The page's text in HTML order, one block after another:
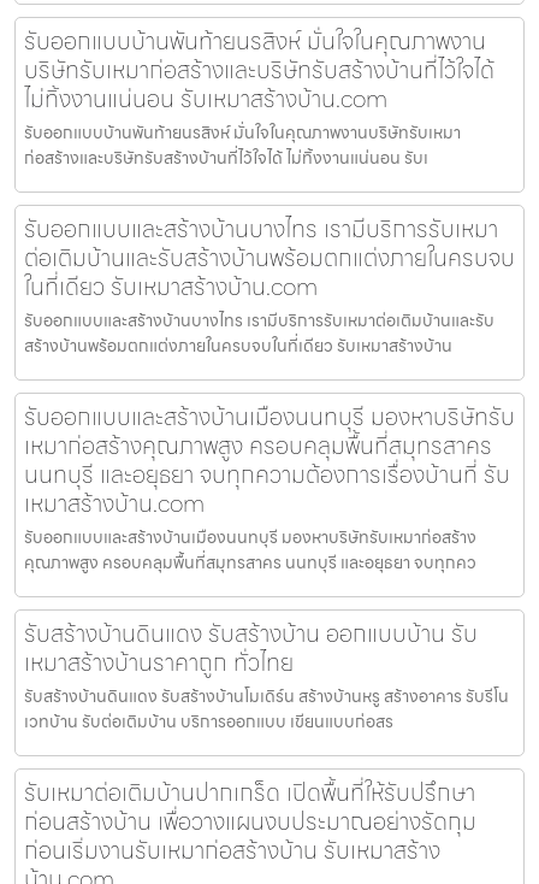
รับออกแบบบ้านพันท้ายนรสิงห์ มั่นใจในคุณภาพงาน
บริษัทรับเหมาก่อสร้างและบริษัทรับสร้างบ้านที่ไว้ใจได้
ไม่ทิ้งงานแน่นอน รับเหมาสร้างบ้าน.com
รับออกแบบบ้านพันท้ายนรสิงห์ มั่นใจในคุณภาพงานบริษัทรับเหมา
ก่อสร้างและบริษัทรับสร้างบ้านที่ไว้ใจได้ ไม่ทิ้งงานแน่นอน รับเ
รับออกแบบและสร้างบ้านบางไทร เรามีบริการรับเหมา
ต่อเติมบ้านและรับสร้างบ้านพร้อมตกแต่งภายในครบจบ
ในที่เดียว รับเหมาสร้างบ้าน.com
รับออกแบบและสร้างบ้านบางไทร เรามีบริการรับเหมาต่อเติมบ้านและรับ
สร้างบ้านพร้อมตกแต่งภายในครบจบในที่เดียว รับเหมาสร้างบ้าน
รับออกแบบและสร้างบ้านเมืองนนทบุรี มองหาบริษัทรับ
เหมาก่อสร้างคุณภาพสูง ครอบคลุมพื้นที่สมุทรสาคร
นนทบุรี และอยุธยา จบทุกความต้องการเรื่องบ้านที่ รับ
เหมาสร้างบ้าน.com
รับออกแบบและสร้างบ้านเมืองนนทบุรี มองหาบริษัทรับเหมาก่อสร้าง
คุณภาพสูง ครอบคลุมพื้นที่สมุทรสาคร นนทบุรี และอยุธยา จบทุกคว
รับสร้างบ้านดินแดง รับสร้างบ้าน ออกแบบบ้าน รับ
เหมาสร้างบ้านราคาถูก ทั่วไทย
รับสร้างบ้านดินแดง รับสร้างบ้านโมเดิร์น สร้างบ้านหรู สร้างอาคาร รับรีโน
เวทบ้าน รับต่อเติมบ้าน บริการออกแบบ เขียนแบบก่อสร
รับเหมาต่อเติมบ้านปากเกร็ด เปิดพื้นที่ให้รับปรึกษา
ก่อนสร้างบ้าน เพื่อวางแผนงบประมาณอย่างรัดกุม
ก่อนเริ่มงานรับเหมาก่อสร้างบ้าน รับเหมาสร้าง